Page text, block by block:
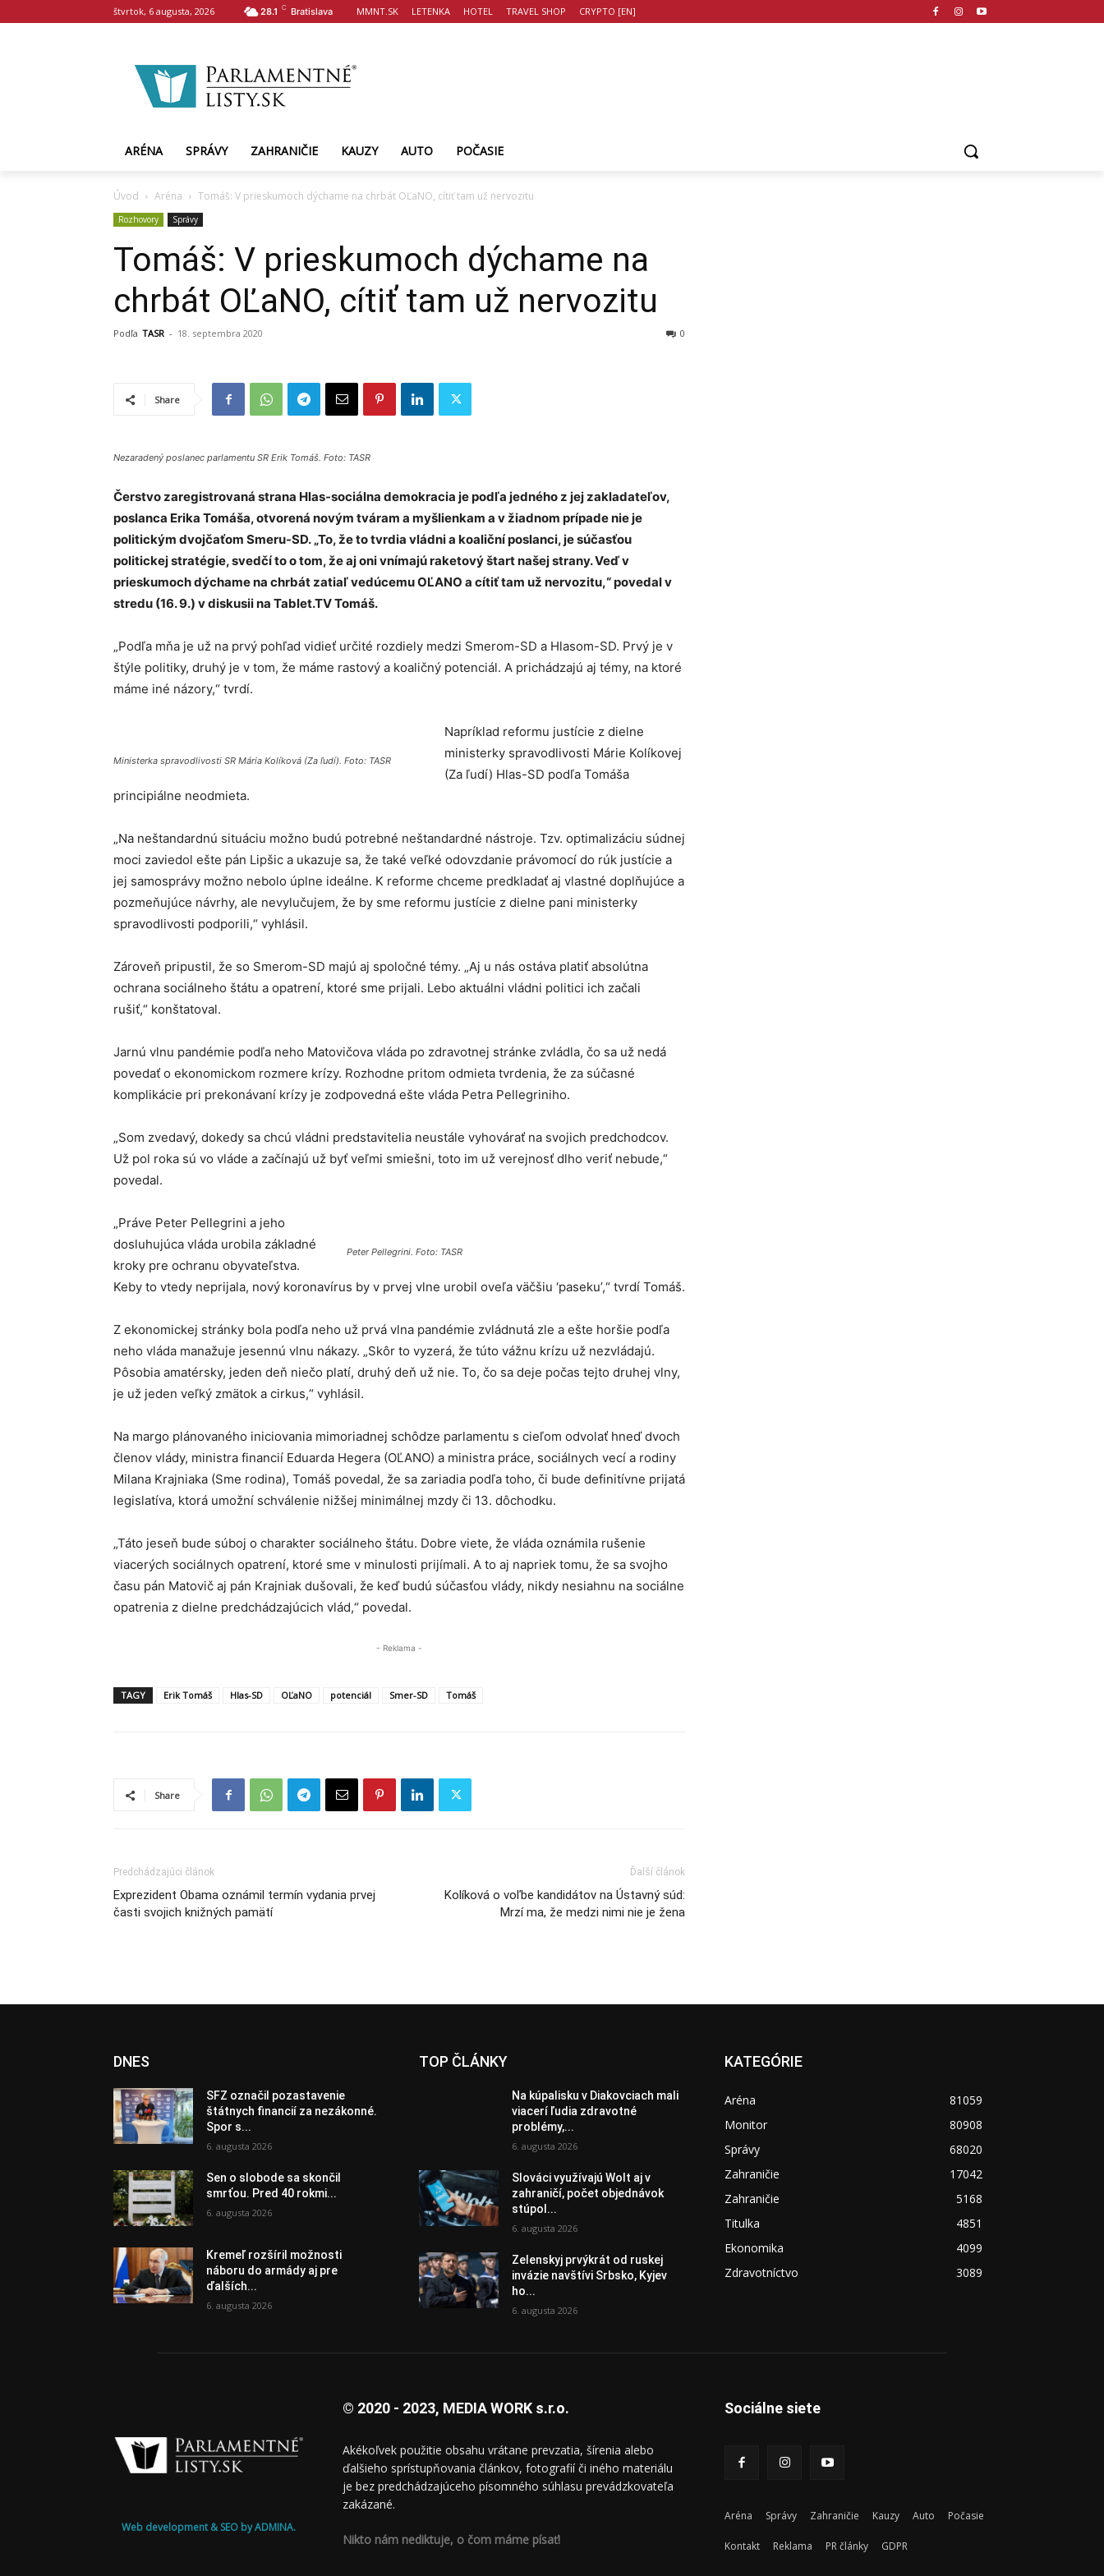
štvrtok, 6 augusta, 2026 28.1 C Bratislava MMNT.SK LETENKA HOTEL TRAVEL SHOP CRYPTO [EN]
ARÉNA SPRÁVY ZAHRANIČIE KAUZY AUTO POČASIE
Úvod Aréna Tomáš: V prieskumoch dýchame na chrbát OĽaNO, cítiť tam už nervozitu
Rozhovory Správy
Tomáš: V prieskumoch dýchame na
chrbát OĽaNO, cítiť tam už nervozitu
Podľa TASR - 18. septembra 2020 0
Share
Nezaradený poslanec parlamentu SR Erik Tomáš. Foto: TASR
Čerstvo zaregistrovaná strana Hlas-sociálna demokracia je podľa jedného z jej zakladateľov,
poslanca Erika Tomáša, otvorená novým tváram a myšlienkam a v žiadnom prípade nie je
politickým dvojčaťom Smeru-SD. „To, že to tvrdia vládni a koaliční poslanci, je súčasťou
politickej stratégie, svedčí to o tom, že aj oni vnímajú raketový štart našej strany. Veď v
prieskumoch dýchame na chrbát zatiaľ vedúcemu OĽANO a cítiť tam už nervozitu,“ povedal v
stredu (16. 9.) v diskusii na Tablet.TV Tomáš.
„Podľa mňa je už na prvý pohľad vidieť určité rozdiely medzi Smerom-SD a Hlasom-SD. Prvý je v
štýle politiky, druhý je v tom, že máme rastový a koaličný potenciál. A prichádzajú aj témy, na ktoré
máme iné názory,“ tvrdí.
Ministerka spravodlivosti SR Mária Kolíková (Za ľudí). Foto: TASR
Napríklad reformu justície z dielne
ministerky spravodlivosti Márie Kolíkovej
(Za ľudí) Hlas-SD podľa Tomáša
principiálne neodmieta.
„Na neštandardnú situáciu možno budú potrebné neštandardné nástroje. Tzv. optimalizáciu súdnej
moci zaviedol ešte pán Lipšic a ukazuje sa, že také veľké odovzdanie právomocí do rúk justície a
jej samosprávy možno nebolo úplne ideálne. K reforme chceme predkladať aj vlastné doplňujúce a
pozmeňujúce návrhy, ale nevylučujem, že by sme reformu justície z dielne pani ministerky
spravodlivosti podporili,“ vyhlásil.
Zároveň pripustil, že so Smerom-SD majú aj spoločné témy. „Aj u nás ostáva platiť absolútna
ochrana sociálneho štátu a opatrení, ktoré sme prijali. Lebo aktuálni vládni politici ich začali
rušiť,“ konštatoval.
Jarnú vlnu pandémie podľa neho Matovičova vláda po zdravotnej stránke zvládla, čo sa už nedá
povedať o ekonomickom rozmere krízy. Rozhodne pritom odmieta tvrdenia, že za súčasné
komplikácie pri prekonávaní krízy je zodpovedná ešte vláda Petra Pellegriniho.
„Som zvedavý, dokedy sa chcú vládni predstavitelia neustále vyhovárať na svojich predchodcov.
Už pol roka sú vo vláde a začínajú už byť veľmi smiešni, toto im už verejnosť dlho veriť nebude,“
povedal.
Peter Pellegrini. Foto: TASR
„Práve Peter Pellegrini a jeho
dosluhujúca vláda urobila základné
kroky pre ochranu obyvateľstva.
Keby to vtedy neprijala, nový koronavírus by v prvej vlne urobil oveľa väčšiu ‘paseku’,“ tvrdí Tomáš.
Z ekonomickej stránky bola podľa neho už prvá vlna pandémie zvládnutá zle a ešte horšie podľa
neho vláda manažuje jesennú vlnu nákazy. „Skôr to vyzerá, že túto vážnu krízu už nezvládajú.
Pôsobia amatérsky, jeden deň niečo platí, druhý deň už nie. To, čo sa deje počas tejto druhej vlny,
je už jeden veľký zmätok a cirkus,“ vyhlásil.
Na margo plánovaného iniciovania mimoriadnej schôdze parlamentu s cieľom odvolať hneď dvoch
členov vlády, ministra financií Eduarda Hegera (OĽANO) a ministra práce, sociálnych vecí a rodiny
Milana Krajniaka (Sme rodina), Tomáš povedal, že sa zariadia podľa toho, či bude definitívne prijatá
legislatíva, ktorá umožní schválenie nižšej minimálnej mzdy či 13. dôchodku.
„Táto jeseň bude súboj o charakter sociálneho štátu. Dobre viete, že vláda oznámila rušenie
viacerých sociálnych opatrení, ktoré sme v minulosti prijímali. A to aj napriek tomu, že sa svojho
času pán Matovič aj pán Krajniak dušovali, že keď budú súčasťou vlády, nikdy nesiahnu na sociálne
opatrenia z dielne predchádzajúcich vlád,“ povedal.
- Reklama -
TAGY Erik Tomáš Hlas-SD OĽaNO potenciál Smer-SD Tomáš
Share
Predchádzajúci článok
Exprezident Obama oznámil termín vydania prvej
časti svojich knižných pamätí
Ďalší článok
Kolíková o voľbe kandidátov na Ústavný súd:
Mrzí ma, že medzi nimi nie je žena
DNES
SFZ označil pozastavenie
štátnych financií za nezákonné.
Spor s...
6. augusta 2026
Sen o slobode sa skončil
smrťou. Pred 40 rokmi...
6. augusta 2026
Kremeľ rozšíril možnosti
náboru do armády aj pre
ďalších...
6. augusta 2026
TOP ČLÁNKY
Na kúpalisku v Diakovciach mali
viacerí ľudia zdravotné
problémy,...
6. augusta 2026
Slováci využívajú Wolt aj v
zahraničí, počet objednávok
stúpol...
6. augusta 2026
Zelenskyj prvýkrát od ruskej
invázie navštívi Srbsko, Kyjev
ho...
6. augusta 2026
KATEGÓRIE
Aréna
81059
Monitor
80908
Správy
68020
Zahraničie
17042
Zahraničie
5168
Titulka
4851
Ekonomika
4099
Zdravotníctvo
3089
Web development & SEO by ADMINA.
© 2020 - 2023, MEDIA WORK s.r.o.
Akékoľvek použitie obsahu vrátane prevzatia, šírenia alebo
ďalšieho sprístupňovania článkov, fotografií či iného materiálu
je bez predchádzajúceho písomného súhlasu prevádzkovateľa
zakázané.
Nikto nám nediktuje, o čom máme písať!
Sociálne siete
Aréna Správy Zahraničie Kauzy Auto Počasie
Kontakt Reklama PR články GDPR